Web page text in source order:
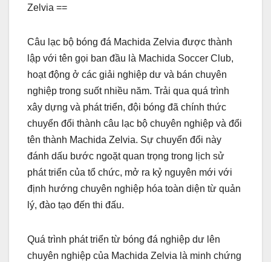
Zelvia ==
Câu lạc bộ bóng đá Machida Zelvia được thành
lập với tên gọi ban đầu là Machida Soccer Club,
hoạt động ở các giải nghiệp dư và bán chuyên
nghiệp trong suốt nhiều năm. Trải qua quá trình
xây dựng và phát triển, đội bóng đã chính thức
chuyển đổi thành câu lạc bộ chuyên nghiệp và đổi
tên thành Machida Zelvia. Sự chuyển đổi này
đánh dấu bước ngoặt quan trọng trong lịch sử
phát triển của tổ chức, mở ra kỷ nguyên mới với
định hướng chuyên nghiệp hóa toàn diện từ quản
lý, đào tạo đến thi đấu.
Quá trình phát triển từ bóng đá nghiệp dư lên
chuyên nghiệp của Machida Zelvia là minh chứng